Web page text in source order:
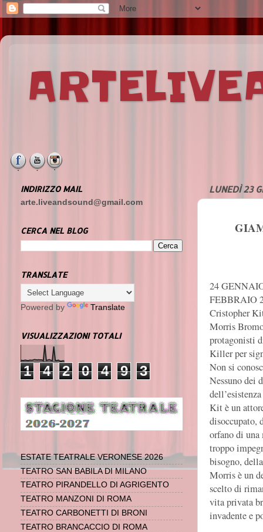
LUNEDÌ 23
24
FEBBRAIO
Cristopher
Morris
protagonisti
Killer per
Non si
Nessuno dei
Kit è un
disoccupato,
orfano di una
troppo
bisogno,
Morris è un
scelto di
vita privata
invadente e
INDIRIZZO MAIL
arte.liveandsound@gmail.com
CERCA NEL BLOG
TRANSLATE
Powered by Translate
VISUALIZZAZIONI TOTALI
1 4 2 0 4 9 3
ESTATE TEATRALE VERONESE 2026
TEATRO SAN BABILA DI MILANO
TEATRO PIRANDELLO DI AGRIGENTO
TEATRO MANZONI DI ROMA
TEATRO CARBONETTI DI BRONI
TEATRO BRANCACCIO DI ROMA